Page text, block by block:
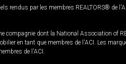
par les membres REALTORS® de
compagnie dont la National Association of
en tant que membres de l'ACI. Les
de l'ACI.